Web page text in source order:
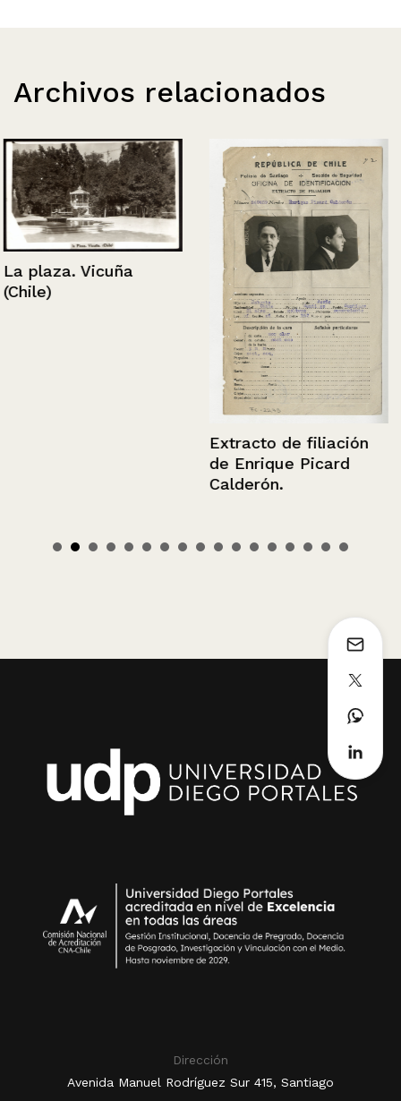
Archivos relacionados
La plaza. Vicuña
(Chile)
Extracto de filiación
de Enrique Picard
Calderón.
Dirección
Avenida Manuel Rodríguez Sur 415, Santiago